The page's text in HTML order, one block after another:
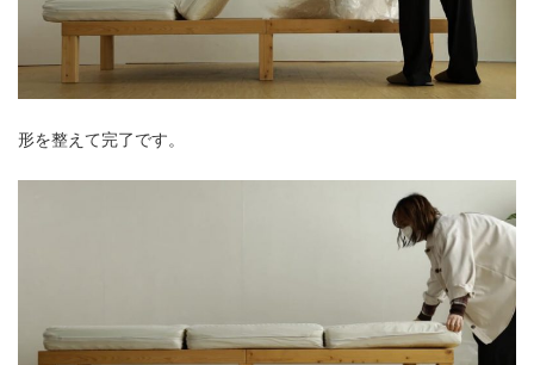
形を整えて完了です。